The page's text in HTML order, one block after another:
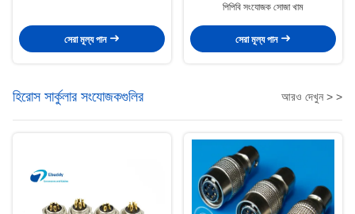
সেরা মূল্য পান
পিপিবি সংযোজক সোজা খাম
সেরা মূল্য পান
হিরোস সার্কুলার সংযোজকগুলির আরও দেখুন > >